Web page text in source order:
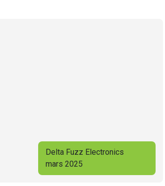
Delta Fuzz Electronics
mars 2025